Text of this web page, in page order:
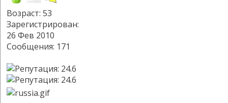
Возраст: 53
Зарегистрирован:
26 Фев 2010
Сообщения: 171